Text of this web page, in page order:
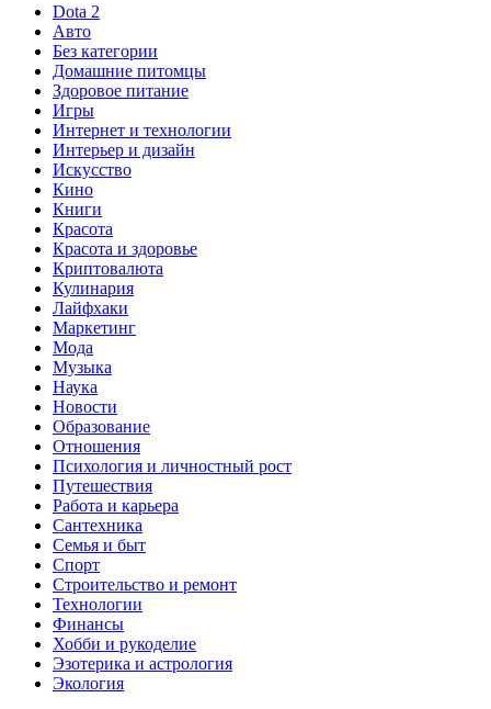
Dota 2
Авто
Без категории
Домашние питомцы
Здоровое питание
Игры
Интернет и технологии
Интерьер и дизайн
Искусство
Кино
Книги
Красота
Красота и здоровье
Криптовалюта
Кулинария
Лайфхаки
Маркетинг
Мода
Музыка
Наука
Новости
Образование
Отношения
Психология и личностный рост
Путешествия
Работа и карьера
Сантехника
Семья и быт
Спорт
Строительство и ремонт
Технологии
Финансы
Хобби и рукоделие
Эзотерика и астрология
Экология